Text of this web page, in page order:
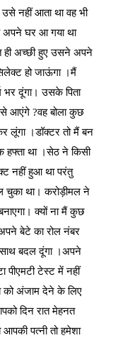
नहीं आता था वह भी
घर आ गया था
ही अच्छी हुए उसने अपने
हो जाऊंगा ।मैं
भर दूंगा। उसके पिता
से आएंगे ?वह बोला कुछ
लूंगा ।डॉक्टर तो मैं बन
हफ्ता था ।सेठ ने किसी
नहीं हुआ था परंतु
चुका था। करोड़ीमल ने
क्यों ना मैं कुछ
बेटे का रोल नंबर
बदल दूंगा ।अपने
पीएमटी टेस्ट में नहीं
को अंजाम देने के लिए
दिन रात मेहनत
पत्नी तो हमेशा